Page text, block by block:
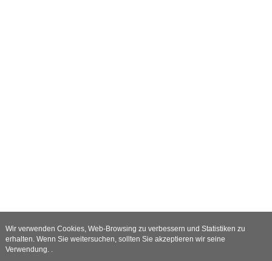
Wir verwenden Cookies, Web-Browsing zu verbessern und Statistiken zu
erhalten. Wenn Sie weitersuchen, sollten Sie akzeptieren wir seine
Verwendung. .